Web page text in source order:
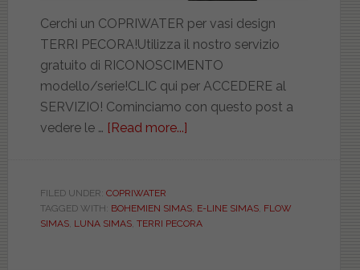
Cerchi un COPRIWATER per vasi design
TERRI PECORA!Utilizza il nostro servizio
gratuito di RICONOSCIMENTO
modello/serie!CLIC qui per ACCEDERE al
SERVIZIO! Cominciamo con questo post a
vedere le … [Read more...]
i
FILED UNDER: COPRIWATER
TAGGED WITH: BOHEMIEN SIMAS, E-LINE SIMAS, FLOW
SIMAS, LUNA SIMAS, TERRI PECORA